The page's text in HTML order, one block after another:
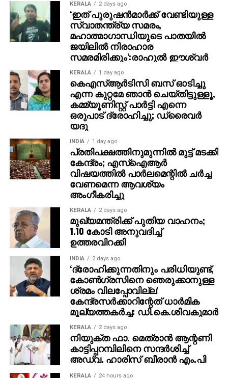
എന്നാല്‍ കുറച്ചു കഴിഞ്ഞപ്പോള്‍ അന്‍വറുമായുള്ള
ബന്ധം നഷ്ടമാവുകയായിരുന്നു.
വൈകിട്ട് നാലു മണിയോടെയാണ് തങ്ങളെ വിവരം
അറിയിക്കുന്നതെന്ന് എറണാകുളം സൗത്ത് പൊലീസ്
വ്യക്തമാക്കി. അന്‍വറിനെ ആശുപത്രിയില്‍
എത്തിക്കുമ്പോള്‍ ജീവനുണ്ടായിരുന്നെങ്കിലും അഞ്ചു
മണിയോടെ മരിച്ചു. ഇന്‍ക്വസ്റ്റ് നടപടികള്‍
പൂര്‍ത്തിയാക്കി വരികയാണെന്നും പോസ്റ്റ്‌മോര്‍ട്ടത്തിനു
ശേഷം മൃതദേഹം ഇന്നു തന്നെ നാട്ടിലേക്ക്
അയയ്ക്കാനാണ് ശ്രമിക്കുന്നതെന്നും പൊലീസ്
പറഞ്ഞു. സംഭവത്തില്‍ പൊലീസ് അന്വേഷണവും
നടത്തുന്നുണ്ട്. ഇളയ രണ്ടു സഹോദരങ്ങളാണ് അന്‍വര്‍
സാദത്തിനുള്ളത്.
KERALA 2 days ago
‘ഇത് പുരുഷന്‍മാര്‍ക്ക് വേണ്ടിയുള്ള
സ്വാതന്ത്ര്യ സമരം,
മഹാത്മാഗാന്ധിയുടെ പാതയില്‍
ജയിലില്‍ നിരാഹാര
സമരമിരിക്കും’:രാഹുല്‍ ഈശ്വര്‍
KERALA 1 day ago
കെഎസ്ആര്‍ടിസി ബസ് ഓടിച്ചു
എന്ന കുറ്റമേ ഞാന്‍ ചെയ്തിട്ടുള്ളൂ,
കമ്മ്യൂണിസ്റ്റ് പാര്‍ട്ടി എന്നെ
ഒരുപാട് ദ്രോഹിച്ചു; ഡ്രൈവര്‍
യദു
INDIA 1 day ago
പ്രതിപക്ഷത്തിനുമുന്നില്‍ മുട്ട് മടക്കി
കേന്ദ്രം; എസ്ഐആർ
വിഷയത്തിൽ പാർലമെന്റിൽ ചർച്ച
വേണമെന്ന ആവശ്യം
അംഗീകരിച്ചു
KERALA 2 days ago
മുഖ്യമന്ത്രിക്ക് പുതിയ വാഹനം;
1.10 കോടി അനുവദിച്ച്
ഉത്തരവിറക്കി
INDIA 2 days ago
‘ദ്രോഹിക്കുന്നതിനും പരിധിയുണ്ട്,
കോണ്‍ഗ്രസിനെ ഞെരുക്കാനുള്ള
ശ്രമം വിലപ്പോവില്ല’
കേന്ദ്രസര്‍ക്കാറിന്റേത് ധാര്‍മിക
മൂല്യത്തകര്‍ച്ച: ഡി.കെ.ശിവകുമാര്‍
KERALA 2 days ago
നിയുക്ത ഫാ. മെത്രാന്‍ ആന്റണി
കാട്ടിപ്പറമ്പിലിനെ സന്ദര്‍ശിച്ച്
അഡ്വ. ഹാരിസ് ബീരാന്‍ എം.പി
KERALA 24 hours ago